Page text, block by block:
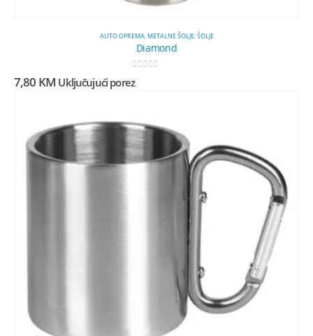
AUTO OPREMA,METALNE ŠOLJE,ŠOLJE
Diamond
7,80 KM Uključujući porez